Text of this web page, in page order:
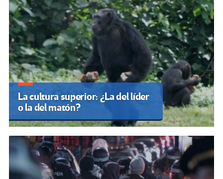
La cultura superior: ¿La del líder
o la del matón?